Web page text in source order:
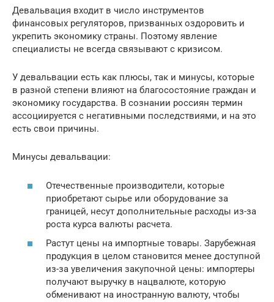
Девальвация входит в число инструментов
финансовых регуляторов, призванных оздоровить и
укрепить экономику страны. Поэтому явление
специалисты не всегда связывают с кризисом.
У девальвации есть как плюсы, так и минусы, которые
в разной степени влияют на благосостояние граждан и
экономику государства. В сознании россиян термин
ассоциируется с негативными последствиями, и на это
есть свои причины.
Минусы девальвации:
Отечественные производители, которые
приобретают сырье или оборудование за
границей, несут дополнительные расходы из-за
роста курса валюты расчета.
Растут цены на импортные товары. Зарубежная
продукция в целом становится менее доступной
из-за увеличения закупочной цены: импортеры
получают выручку в нацвалюте, которую
обменивают на иностранную валюту, чтобы